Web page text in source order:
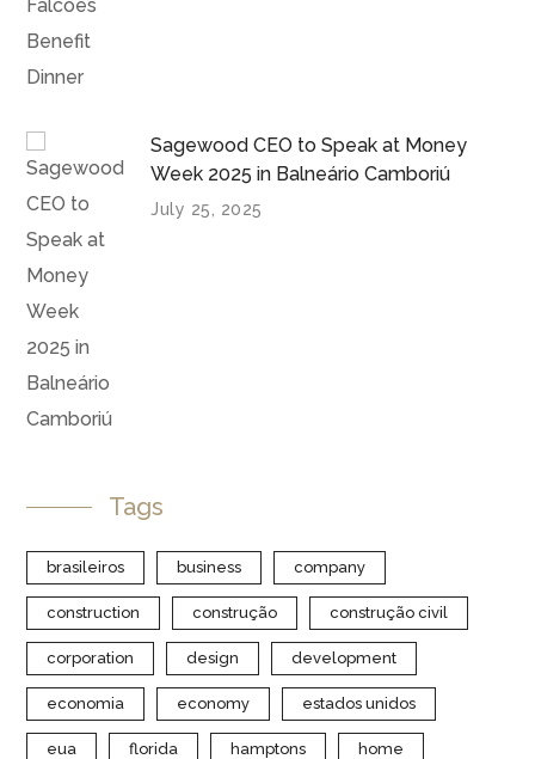
Sagewood CEO to Speak at Money
Week 2025 in Balneário Camboriú
July 25, 2025
Tags
brasileiros business company
construction construção construção civil
corporation design development
economia economy estados unidos
eua florida hamptons home